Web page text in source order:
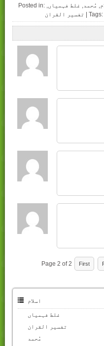
Posted in: , مُحمد, غلط فہمیاں,
تفسیر القران |
Page 2 of 2 First
اسلام
غلط فہمیاں
تفسیر القران
مُحمد